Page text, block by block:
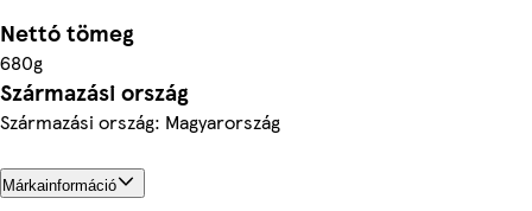
Nettó tömeg
680g
Származási ország
Származási ország: Magyarország
Márkainformáció